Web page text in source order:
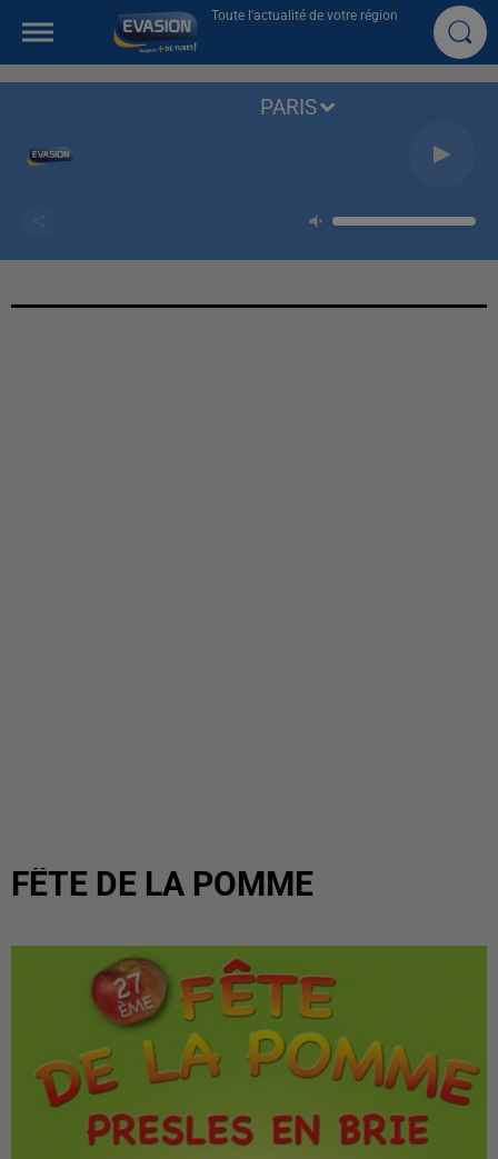
Toute l'actualité de votre région
PARIS
FÊTE DE LA POMME